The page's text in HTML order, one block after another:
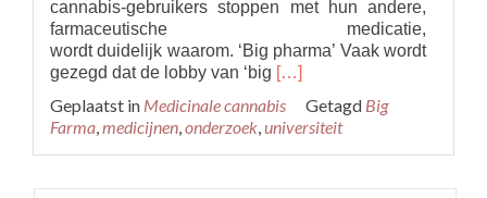
cannabis-gebruikers stoppen met hun andere,
farmaceutische medicatie,
wordt duidelijk waarom. ‘Big pharma’ Vaak wordt
gezegd dat de lobby van ‘big Read
about
Onderzoek:
93%
[…]
Geplaatst in Medicinale cannabis Getagd Big
Farma,medicijnen,onderzoek,universiteit